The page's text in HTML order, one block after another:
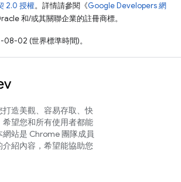
2.0 授權。詳情請參閱《Google Developers 網
和/或其關聯企業的註冊商標。
02 (世界標準時間)。
造美觀、容易存取、快
望您和所有使用者都能
站是 Chrome 團隊成員
紹內容，希望能協助您